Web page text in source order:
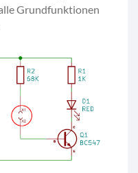
Grundfunktionen